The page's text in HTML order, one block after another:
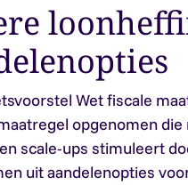
Wet fiscale
opgenomen
scale-ups stimuleert
uit aandelenopties